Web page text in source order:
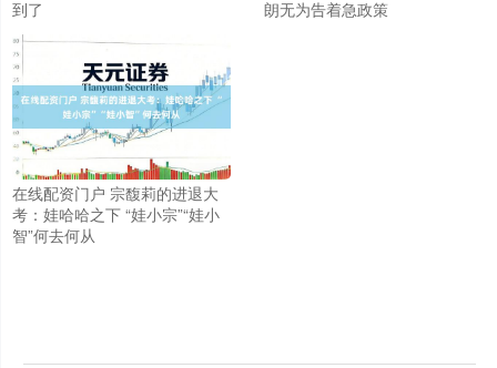
到了
朗无为告着急政策
在线配资门户 宗馥莉的进退大
考：娃哈哈之下 “娃小宗”“娃小
智”何去何从